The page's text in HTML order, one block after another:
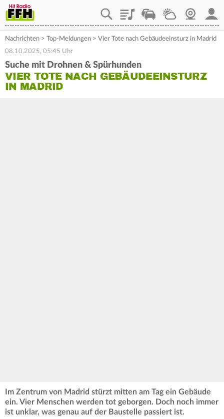
PlaylistStaupilotWetterWebcam
Nachrichten > Top-Meldungen > Vier Tote nach Gebäudeeinsturz in Madrid
08.10.2025, 05:45 Uhr
Suche mit Drohnen & Spürhunden
VIER TOTE NACH GEBÄUDEEINSTURZ
IN MADRID
Im Zentrum von Madrid stürzt mitten am Tag ein Gebäude
ein. Vier Menschen werden tot geborgen. Doch noch immer
ist unklar, was genau auf der Baustelle passiert ist.